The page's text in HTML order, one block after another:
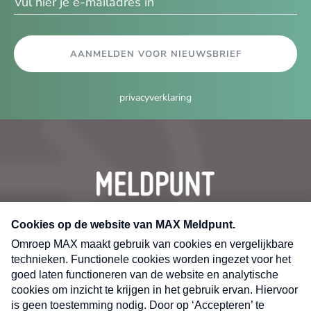
AANMELDEN VOOR NIEUWSBRIEF
privacyverklaring
CONTACT